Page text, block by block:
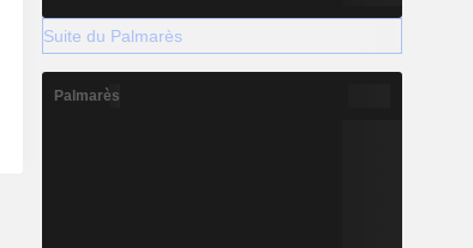
Suite du Palmarès
Palmarès